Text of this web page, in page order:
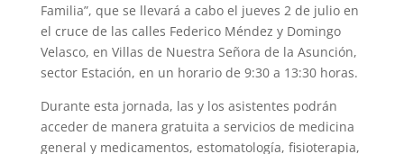
Familia”, que se llevará a cabo el jueves 2 de julio en
el cruce de las calles Federico Méndez y Domingo
Velasco, en Villas de Nuestra Señora de la Asunción,
sector Estación, en un horario de 9:30 a 13:30 horas.
Durante esta jornada, las y los asistentes podrán
acceder de manera gratuita a servicios de medicina
general y medicamentos, estomatología, fisioterapia,